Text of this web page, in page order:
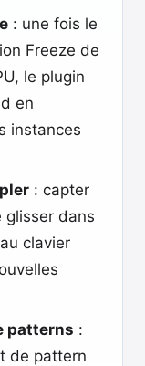
: une fois le
Freeze de
le plugin
en
instances
: capter
glisser dans
clavier
patterns :
de pattern